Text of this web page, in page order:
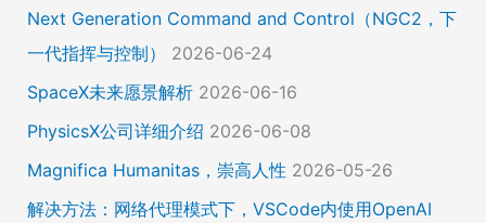
Next Generation Command and Control（NGC2，下
一代指挥与控制）
2026-06-24
SpaceX未来愿景解析 2026-06-16
PhysicsX公司详细介绍 2026-06-08
Magnifica Humanitas，崇高人性 2026-05-26
解决方法：网络代理模式下，VSCode内使用OpenAI